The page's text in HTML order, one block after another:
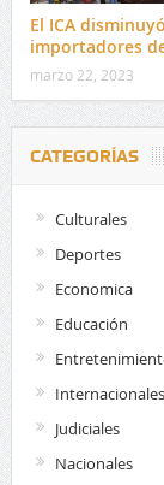
El ICA
importadores
marzo 22, 2023
CATEGORÍAS
Culturales
Deportes
Economica
Educación
Internacionales
Judiciales
Nacionales